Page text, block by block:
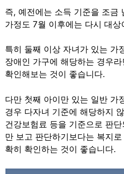
즉, 예전에는 소득 기준을 조금
가정도 7월 이후에는 다시 대
특히 둘째 이상 자녀가 있는 가
장애인 가구에 해당하는 경우
확인해보는 것이 좋습니다.
다만 첫째 아이만 있는 일반 가
경우 다자녀 기준에 해당하지
건강보험료 등을 기준으로 판
만 보고 판단하기보다는 복지
확히 확인하는 것이 좋습니다.